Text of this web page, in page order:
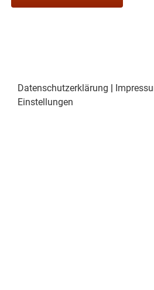
Datenschutzerklärung |
Einstellungen